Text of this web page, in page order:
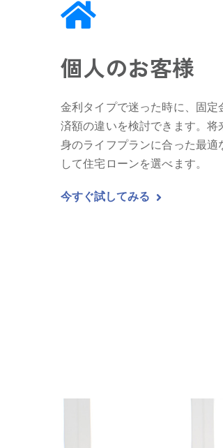
個人のお客様
金利タイプで迷った時に、固
済額の違いを検討できます。
身のライフプランに合った最
して住宅ローンを選べます。
今すぐ試してみる